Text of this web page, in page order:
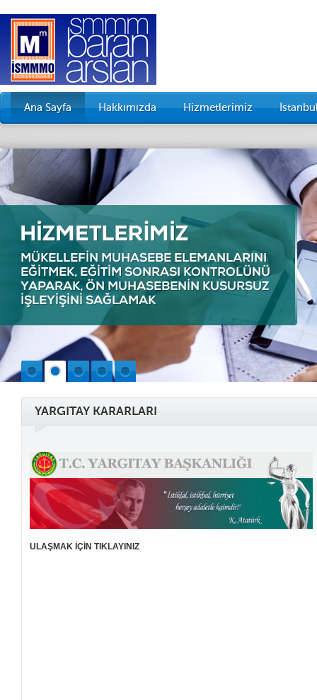
Ana Sayfa Hakkımızda Hizmetlerimiz
YARGITAY KARARLARI
ULAŞMAK İÇİN TIKLAYINIZ